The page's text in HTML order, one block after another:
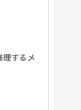
理するメ